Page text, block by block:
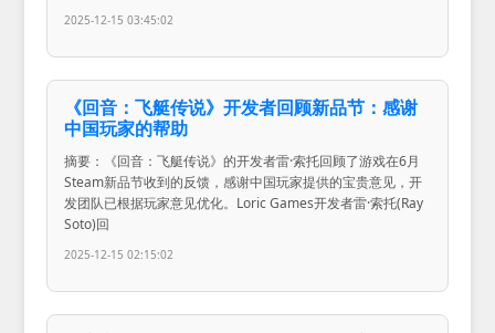
2025-12-15 03:45:02
《回音：飞艇传说》开发者回顾新品节：感谢
中国玩家的帮助
摘要：《回音：飞艇传说》的开发者雷·索托回顾了游戏在6月
Steam新品节收到的反馈，感谢中国玩家提供的宝贵意见，开
发团队已根据玩家意见优化。Loric Games开发者雷·索托(Ray
Soto)回
2025-12-15 02:15:02